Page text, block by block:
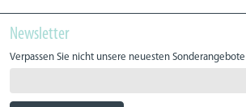
Newsletter
Verpassen Sie nicht unsere neuesten